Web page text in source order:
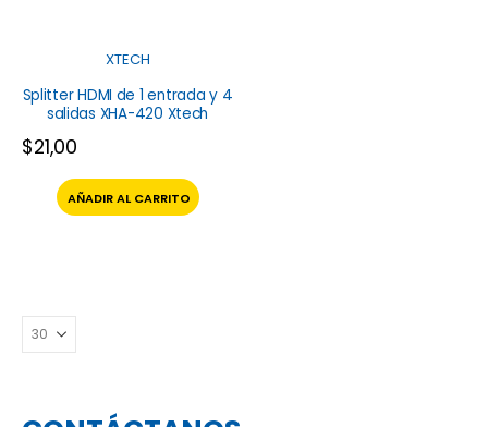
XTECH
Splitter HDMI de 1 entrada y 4
salidas XHA-420 Xtech
$21,00
AÑADIR AL CARRITO